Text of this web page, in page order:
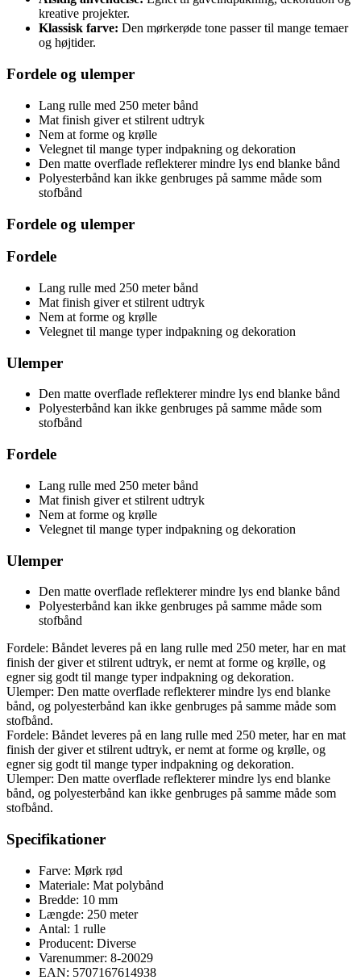
kreative projekter.
Klassisk farve: Den mørkerøde tone passer til mange temaer
og højtider.
Fordele og ulemper
Lang rulle med 250 meter bånd
Mat finish giver et stilrent udtryk
Nem at forme og krølle
Velegnet til mange typer indpakning og dekoration
Den matte overflade reflekterer mindre lys end blanke bånd
Polyesterbånd kan ikke genbruges på samme måde som
stofbånd
Fordele og ulemper
Fordele
Lang rulle med 250 meter bånd
Mat finish giver et stilrent udtryk
Nem at forme og krølle
Velegnet til mange typer indpakning og dekoration
Ulemper
Den matte overflade reflekterer mindre lys end blanke bånd
Polyesterbånd kan ikke genbruges på samme måde som
stofbånd
Fordele
Lang rulle med 250 meter bånd
Mat finish giver et stilrent udtryk
Nem at forme og krølle
Velegnet til mange typer indpakning og dekoration
Ulemper
Den matte overflade reflekterer mindre lys end blanke bånd
Polyesterbånd kan ikke genbruges på samme måde som
stofbånd
Fordele: Båndet leveres på en lang rulle med 250 meter, har en mat
finish der giver et stilrent udtryk, er nemt at forme og krølle, og
egner sig godt til mange typer indpakning og dekoration.
Ulemper: Den matte overflade reflekterer mindre lys end blanke
bånd, og polyesterbånd kan ikke genbruges på samme måde som
stofbånd.
Fordele: Båndet leveres på en lang rulle med 250 meter, har en mat
finish der giver et stilrent udtryk, er nemt at forme og krølle, og
egner sig godt til mange typer indpakning og dekoration.
Ulemper: Den matte overflade reflekterer mindre lys end blanke
bånd, og polyesterbånd kan ikke genbruges på samme måde som
stofbånd.
Specifikationer
Farve: Mørk rød
Materiale: Mat polybånd
Bredde: 10 mm
Længde: 250 meter
Antal: 1 rulle
Producent: Diverse
Varenummer: 8-20029
EAN: 5707167614938